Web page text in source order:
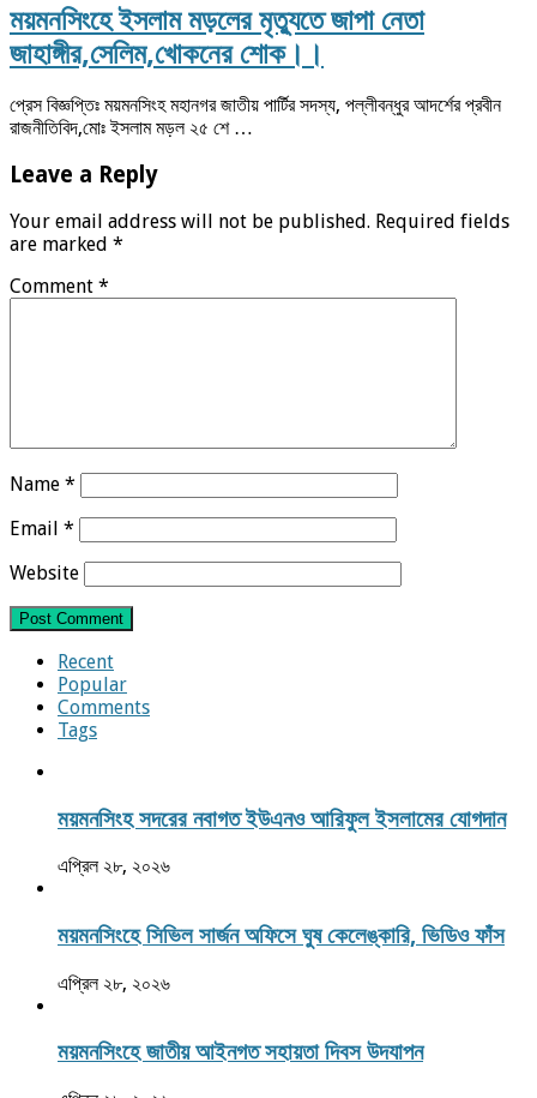
ময়মনসিংহে ইসলাম মড়লের মৃত্যুতে জাপা নেতা
জাহাঙ্গীর,সেলিম,খোকনের শোক।।
প্রেস বিজ্ঞপ্তিঃ ময়মনসিংহ মহানগর জাতীয় পার্টির সদস্য, পল্লীবন্ধুর আদর্শের প্রবীন
রাজনীতিবিদ,মোঃ ইসলাম মড়ল ২৫ শে …
Leave a Reply
Your email address will not be published. Required fields
are marked *
Comment *
Name *
Email *
Website
Recent
Popular
Comments
Tags
ময়মনসিংহ সদরের নবাগত ইউএনও আরিফুল ইসলামের যোগদান
এপ্রিল ২৮, ২০২৬
ময়মনসিংহে সিভিল সার্জন অফিসে ঘুষ কেলেঙ্কারি, ভিডিও ফাঁস
এপ্রিল ২৮, ২০২৬
ময়মনসিংহে জাতীয় আইনগত সহায়তা দিবস উদযাপন